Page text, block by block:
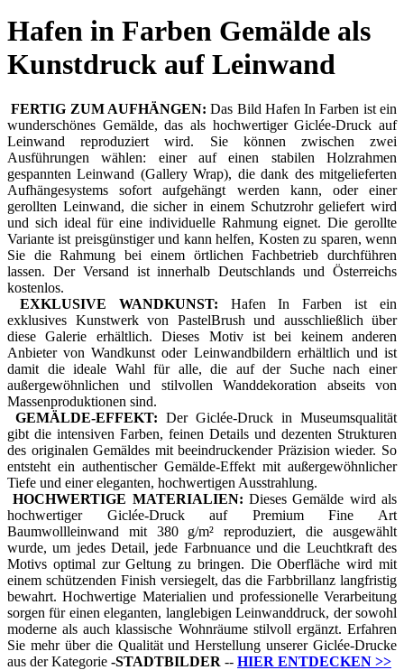
Hafen in Farben Gemälde als
Kunstdruck auf Leinwand
FERTIG ZUM AUFHÄNGEN:Das Bild Hafen In Farben ist ein
wunderschönes Gemälde, das als hochwertiger Giclée-Druck auf
Leinwand reproduziert wird. Sie können zwischen zwei
Ausführungen wählen: einer auf einen stabilen Holzrahmen
gespannten Leinwand (Gallery Wrap), die dank des mitgelieferten
Aufhängesystems sofort aufgehängt werden kann, oder einer
gerollten Leinwand, die sicher in einem Schutzrohr geliefert wird
und sich ideal für eine individuelle Rahmung eignet. Die gerollte
Variante ist preisgünstiger und kann helfen, Kosten zu sparen, wenn
Sie die Rahmung bei einem örtlichen Fachbetrieb durchführen
lassen. Der Versand ist innerhalb Deutschlands und Österreichs
kostenlos.
EXKLUSIVE WANDKUNST: Hafen In Farben ist ein
exklusives Kunstwerk von PastelBrush und ausschließlich über
diese Galerie erhältlich. Dieses Motiv ist bei keinem anderen
Anbieter von Wandkunst oder Leinwandbildern erhältlich und ist
damit die ideale Wahl für alle, die auf der Suche nach einer
außergewöhnlichen und stilvollen Wanddekoration abseits von
Massenproduktionen sind.
GEMÄLDE-EFFEKT: Der Giclée-Druck in Museumsqualität
gibt die intensiven Farben, feinen Details und dezenten Strukturen
des originalen Gemäldes mit beeindruckender Präzision wieder. So
entsteht ein authentischer Gemälde-Effekt mit außergewöhnlicher
Tiefe und einer eleganten, hochwertigen Ausstrahlung.
HOCHWERTIGE MATERIALIEN: Dieses Gemälde wird als
hochwertiger Giclée-Druck auf Premium Fine Art
Baumwollleinwand mit 380 g/m² reproduziert, die ausgewählt
wurde, um jedes Detail, jede Farbnuance und die Leuchtkraft des
Motivs optimal zur Geltung zu bringen. Die Oberfläche wird mit
einem schützenden Finish versiegelt, das die Farbbrillanz langfristig
bewahrt. Hochwertige Materialien und professionelle Verarbeitung
sorgen für einen eleganten, langlebigen Leinwanddruck, der sowohl
moderne als auch klassische Wohnräume stilvoll ergänzt. Erfahren
Sie mehr über die Qualität und Herstellung unserer Giclée-Drucke
aus der Kategorie -STADTBILDER -- HIER ENTDECKEN >>